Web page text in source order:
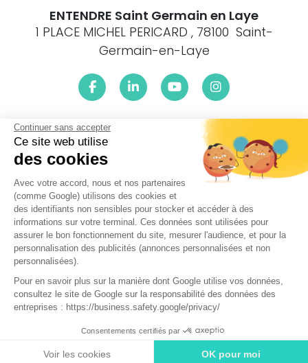
Continuer sans accepter
Ce site web utilise
des cookies
Avec votre accord, nous et nos partenaires
(comme Google) utilisons des cookies et
des identifiants non sensibles pour stocker et accéder à des
informations sur votre terminal. Ces données sont utilisées pour
assurer le bon fonctionnement du site, mesurer l'audience, et pour la
personnalisation des publicités (annonces personnalisées et non
personnalisées).
Pour en savoir plus sur la manière dont Google utilise vos données,
consultez le site de Google sur la responsabilité des données des
entreprises : https://business.safety.google/privacy/
Consentements certifiés par
Voir les cookies OK pour moi
Prendre rendez-vous
ENTENDRE Saint Germain en Laye
1 PLACE MICHEL PERICARD , 78100 Saint-
Germain-en-Laye
Le centre ENTENDRE Saint Germain en Laye (78100) est
78112 Fourqueux, 78240 Chambourcy, 78750 Mareil-Marly,
78230 Le Pecq, 78160 Marly-le-Roi, 78300 Poissy, 78300 La
Maladrerie, 78240 Aigremont, 78560 Le Port-Marly, 78620
L'Étang-la-Ville, 78600 Carrieres-sous-Bois, 78160 Montval,
78110 Le Vésinet, 78600 Le Mesnil-le-Roi, 78360 Montesson,
78430 Louveciennes, 78955 Carrières-sous-Poissy, 78860
Saint-Nom-la-Bretèche, 78290 Croissy-sur-Seine, 78860 La
Breteche, 78400 Chatou, 78260 Achères, 78590 Noisy-le-Roi,
78380 Bougival, 78100 Saint-Germain-en-Laye, 78670
Villennes-sur-Seine, 78570 Denouval, 78630 Orgeval, 78600
Maisons-Laffitte, 78420 Carrières-sur-Seine
Réalisé par Web Enseignes- Copyright 2026 ENTENDRE Saint